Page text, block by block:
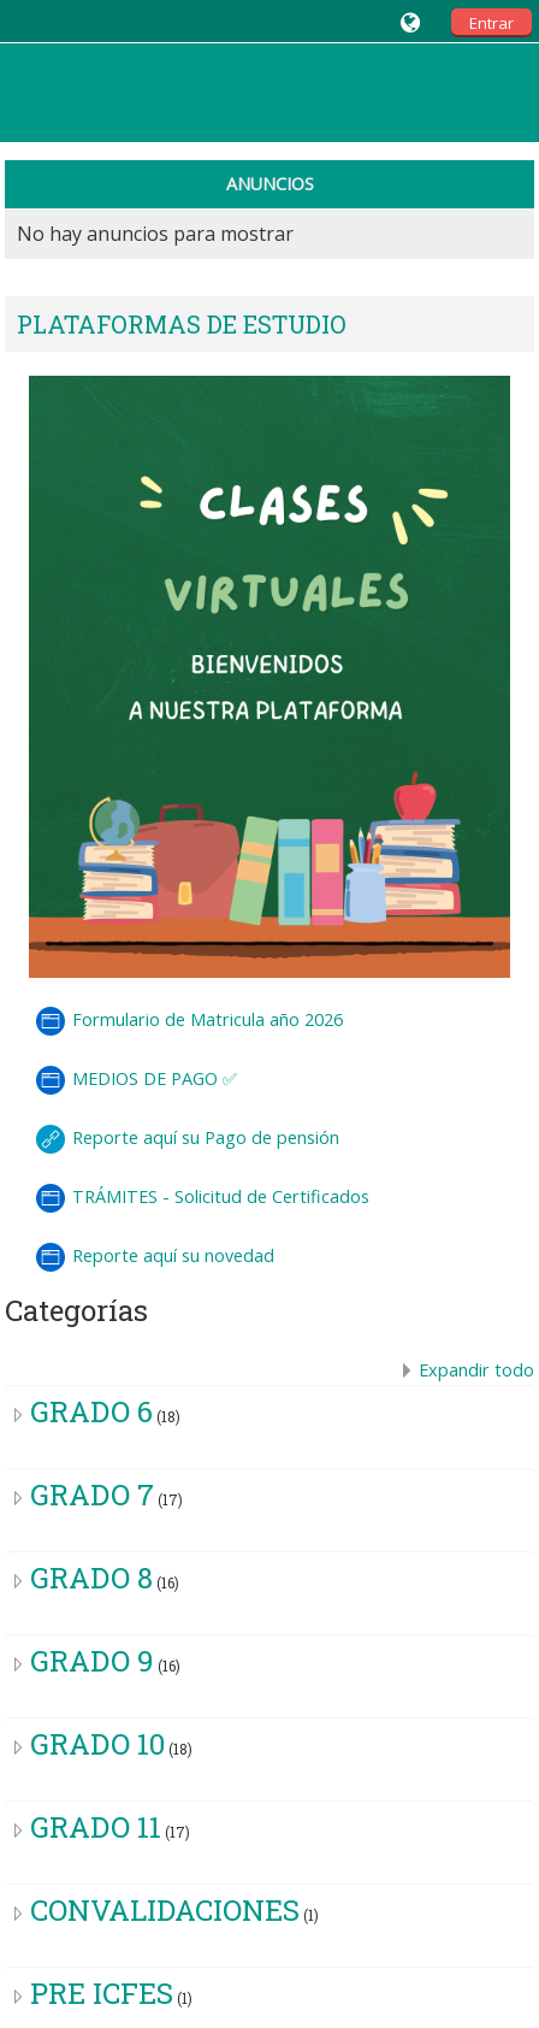
Entrar
ANUNCIOS
No hay anuncios para mostrar
PLATAFORMAS DE ESTUDIO
Formulario de Matricula año 2026
MEDIOS DE PAGO ✅
Reporte aquí su Pago de pensión
TRÁMITES - Solicitud de Certificados
Reporte aquí su novedad
Categorías
Expandir todo
GRADO 6 (18)
GRADO 7 (17)
GRADO 8 (16)
GRADO 9 (16)
GRADO 10 (18)
GRADO 11 (17)
CONVALIDACIONES (1)
PRE ICFES (1)